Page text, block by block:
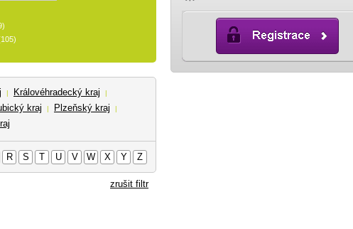
| Královéhradecký kraj |
kraj | Plzeňský kraj |
R S T U V W X Y Z
zrušit filtr